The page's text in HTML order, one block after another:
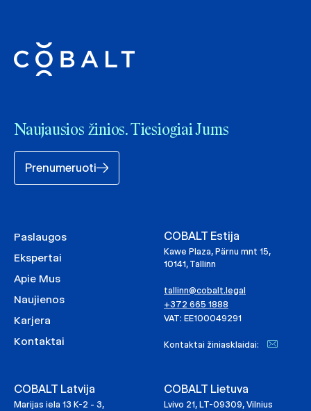
Naujausios žinios. Tiesiogiai Jums
Prenumeruoti
Paslaugos
Ekspertai
Apie Mus
Naujienos
Karjera
Kontaktai
COBALT Estija
Kawe Plaza, Pärnu mnt 15,
10141, Tallinn
tallinn@cobalt.legal
+372 665 1888
VAT: EE100049291
Kontaktai žiniasklaidai:
COBALT Latvija
Marijas iela 13 K-2 - 3,
COBALT Lietuva
Lvivo 21, LT-09309, Vilnius